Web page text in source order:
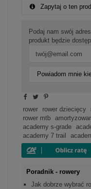
Zapytaj o ten
Podaj nam swój
produkt będzie
Powiadom mnie
rower rower dziecięcy
rower mtb
academy s-grade
academy 7 trail
Poradnik - rowery
Jak dobrze wybrać